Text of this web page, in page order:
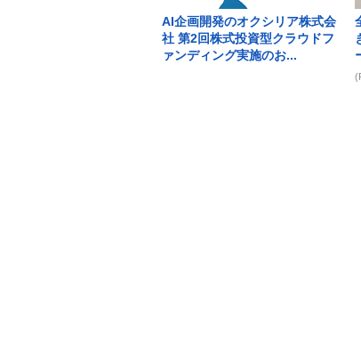
AI企画開発のオクシリア株式会
社 第2回株式投資型クラウドフ
ァンディング実施のお...